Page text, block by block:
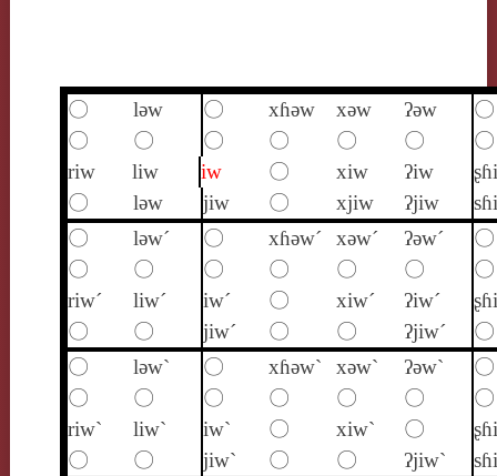
〇 lǝw 〇 xɦǝw xǝw ʔǝw
〇
〇
〇 〇 〇 〇 〇
〇
riw
liw iw 〇 xiw ʔiw
〇
lǝw jiw 〇 xjiw ʔjiw
〇
lǝw´ 〇 xɦǝw´ xǝw´ ʔǝw´
〇
〇
〇 〇 〇 〇 〇
〇
riw´
liw´ iw´ 〇 xiw´ ʔiw´
〇
〇 jiw´ 〇 〇 ʔjiw´
〇
〇
lǝw` 〇 xɦǝw` xǝw` ʔǝw`
〇
〇
〇 〇 〇 〇 〇
〇
riw`
liw` iw` 〇 xiw` 〇
〇
〇 jiw` 〇 〇 ʔjiw`